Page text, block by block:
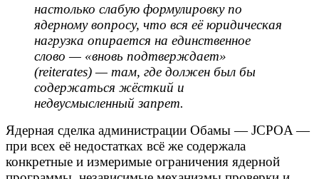
настолько слабую формулировку по
ядерному вопросу, что вся её юридическая
нагрузка опирается на единственное
слово — «вновь подтверждает»
(reiterates) — там, где должен был бы
содержаться жёсткий и
недвусмысленный запрет.
Ядерная сделка администрации Обамы — JCPOA —
при всех её недостатках всё же содержала
конкретные и измеримые ограничения ядерной